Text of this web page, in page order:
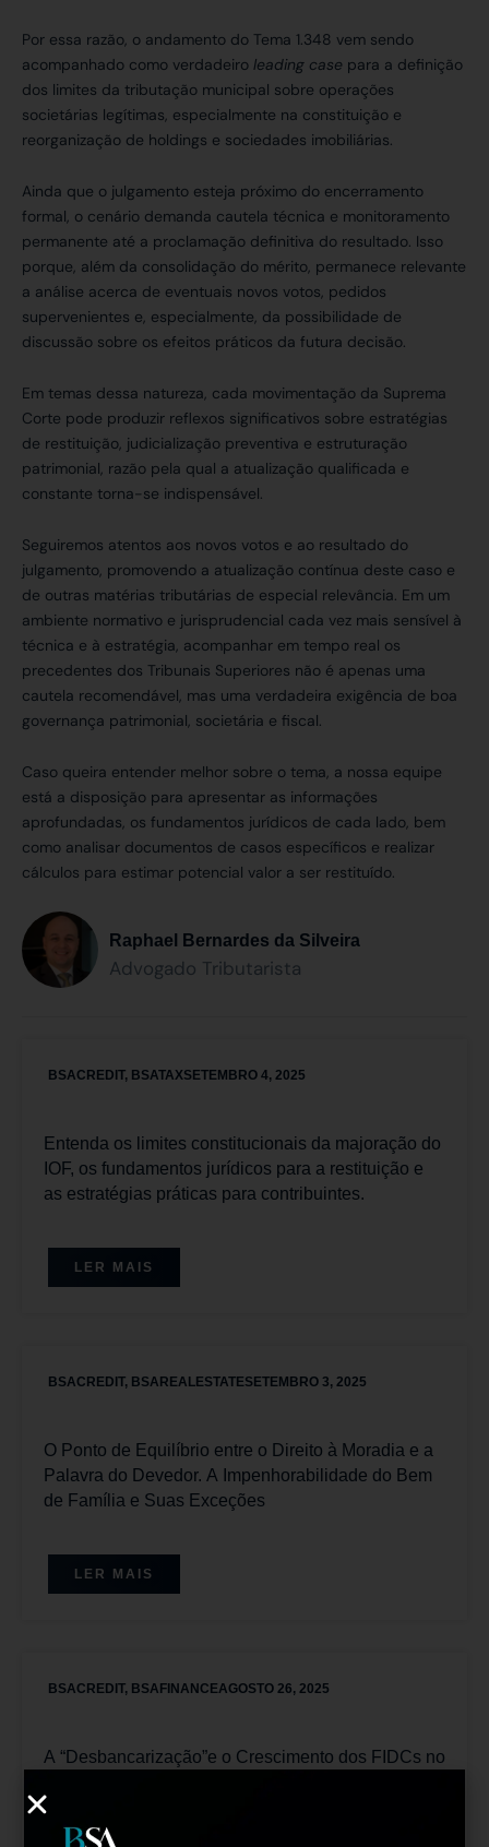
Por essa razão, o andamento do Tema 1.348 vem sendo
acompanhado como verdadeiro leading case para a definição
dos limites da tributação municipal sobre operações
societárias legítimas, especialmente na constituição e
reorganização de holdings e sociedades imobiliárias.
Ainda que o julgamento esteja próximo do encerramento
formal, o cenário demanda cautela técnica e monitoramento
permanente até a proclamação definitiva do resultado. Isso
porque, além da consolidação do mérito, permanece relevante
a análise acerca de eventuais novos votos, pedidos
supervenientes e, especialmente, da possibilidade de
discussão sobre os efeitos práticos da futura decisão.
Em temas dessa natureza, cada movimentação da Suprema
Corte pode produzir reflexos significativos sobre estratégias
de restituição, judicialização preventiva e estruturação
patrimonial, razão pela qual a atualização qualificada e
constante torna-se indispensável.
Seguiremos atentos aos novos votos e ao resultado do
julgamento, promovendo a atualização contínua deste caso e
de outras matérias tributárias de especial relevância. Em um
ambiente normativo e jurisprudencial cada vez mais sensível à
técnica e à estratégia, acompanhar em tempo real os
precedentes dos Tribunais Superiores não é apenas uma
cautela recomendável, mas uma verdadeira exigência de boa
governança patrimonial, societária e fiscal.
Caso queira entender melhor sobre o tema, a nossa equipe
está a disposição para apresentar as informações
aprofundadas, os fundamentos jurídicos de cada lado, bem
como analisar documentos de casos específicos e realizar
cálculos para estimar potencial valor a ser restituído.
Raphael Bernardes da Silveira
Advogado Tributarista
BSACREDIT, BSATAXSETEMBRO 4, 2025
Entenda os limites constitucionais da majoração do
IOF, os fundamentos jurídicos para a restituição e
as estratégias práticas para contribuintes.
LER MAIS
BSACREDIT, BSAREALESTATESETEMBRO 3, 2025
O Ponto de Equilíbrio entre o Direito à Moradia e a
Palavra do Devedor. A Impenhorabilidade do Bem
de Família e Suas Exceções
LER MAIS
BSACREDIT, BSAFINANCEAGOSTO 26, 2025
A “Desbancarização”e o Crescimento dos FIDCs no
para Empresários